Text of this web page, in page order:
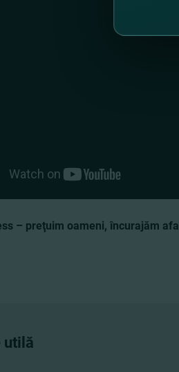
– preţuim oameni, încurajăm
utilă